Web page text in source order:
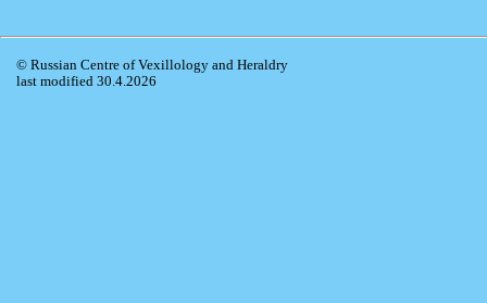
© Russian Centre of Vexillology and Heraldry
last modified 30.4.2026